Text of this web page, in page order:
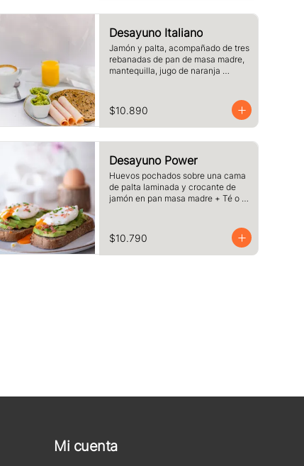
Desayuno Italiano
Jamón y palta, acompañado de tres
rebanadas de pan de masa madre,
mantequilla, jugo de naranja
$10.890
Desayuno Power
Huevos pochados sobre una cama
de palta laminada y crocante de
jamón en pan masa madre + Té o
$10.790
Mi cuenta